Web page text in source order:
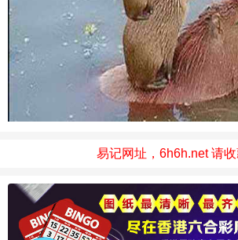
易记网址，6h6h.net 请